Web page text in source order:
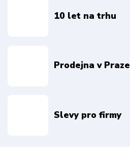
10 let na trhu
Prodejna v Praze
Slevy pro firmy